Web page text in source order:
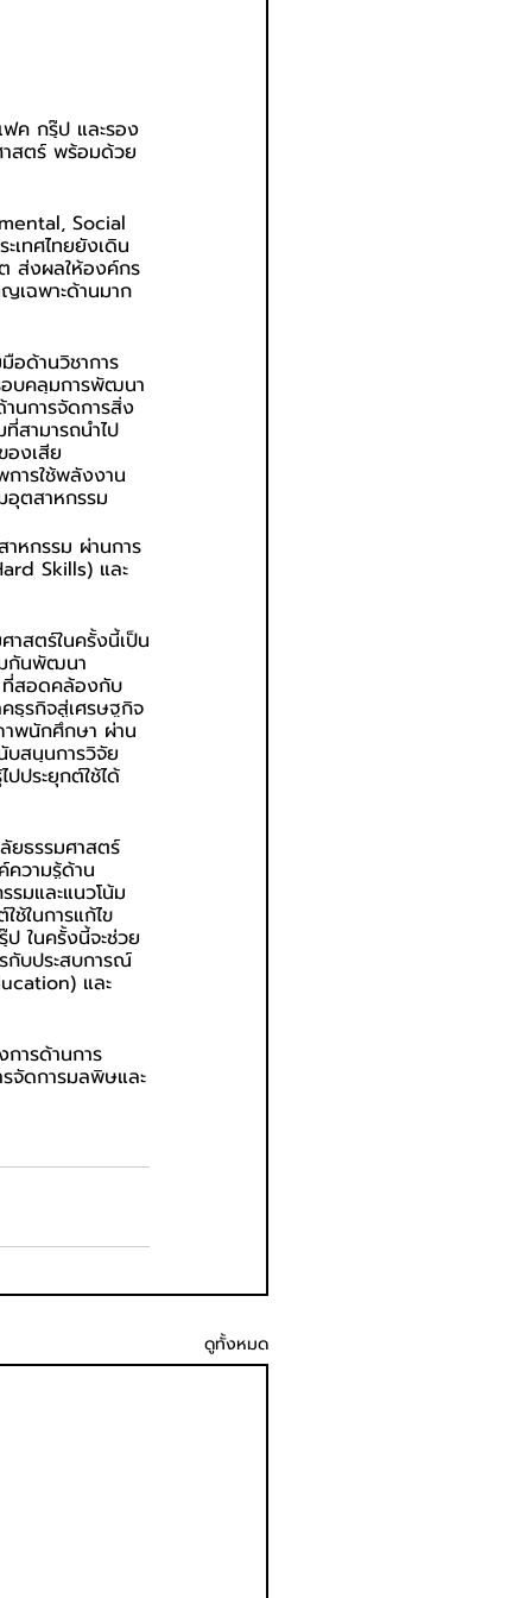
ค กรุ๊ป และรอง
าสตร์ พร้อมด้วย
Social
ทศไทยยังเดิน
ส่งผลให้องค์กร
เฉพาะด้านมาก
อด้านวิชาการ
อบคลุมการพัฒนา
นการจัดการสิ่ง
สามารถนำไป
องเสีย
ารใช้พลังงาน
อุตสาหกรรม
หกรรม ผ่านการ
Skills) และ
าสตร์ในครั้งนี้เป็น
มกันพัฒนา
ที่สอดคล้องกับ
ธุรกิจสู่เศรษฐกิจ
พนักศึกษา ผ่าน
บสนุนการวิจัย
ประยุกต์ใช้ได้
ยธรรมศาสตร์
ความรู้ด้าน
มและแนวโน้ม
ในการแก้ไข
ในครั้งนี้จะช่วย
กับประสบการณ์
และ
ารด้านการ
จัดการมลพิษและ
ดูทั้งหมด